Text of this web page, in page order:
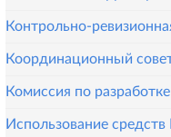
Контрольно-
Координационный
Комиссия по
Использование